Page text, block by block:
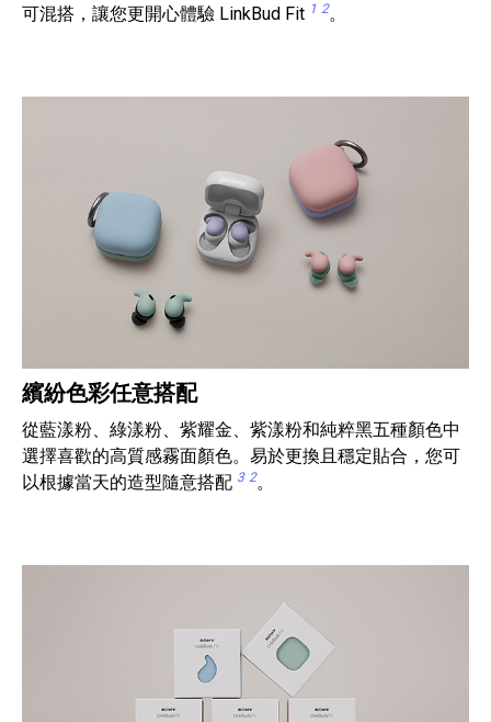
可混搭，讓您更開心體驗 LinkBud Fit 1 2。
繽紛色彩任意搭配
從藍漾粉、綠漾粉、紫耀金、紫漾粉和純粹黑五種顏色中
選擇喜歡的高質感霧面顏色。易於更換且穩定貼合，您可
以根據當天的造型隨意搭配 3 2。